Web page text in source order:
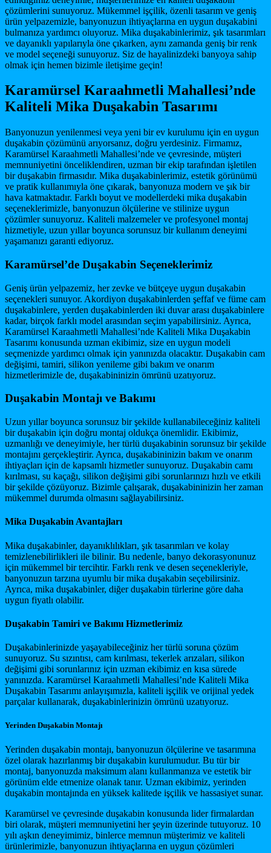
çözümlerini sunuyoruz. Mükemmel işçilik, özenli tasarım ve geniş
ürün yelpazemizle, banyonuzun ihtiyaçlarına en uygun duşakabini
bulmanıza yardımcı oluyoruz. Mika duşakabinlerimiz, şık tasarımları
ve dayanıklı yapılarıyla öne çıkarken, aynı zamanda geniş bir renk
ve model seçeneği sunuyoruz. Siz de hayalinizdeki banyoya sahip
olmak için hemen bizimle iletişime geçin!
Karamürsel Karaahmetli Mahallesi’nde
Kaliteli Mika Duşakabin Tasarımı
Banyonuzun yenilenmesi veya yeni bir ev kurulumu için en uygun
duşakabin çözümünü arıyorsanız, doğru yerdesiniz. Firmamız,
Karamürsel Karaahmetli Mahallesi’nde ve çevresinde, müşteri
memnuniyetini önceliklendiren, uzman bir ekip tarafından işletilen
bir duşakabin firmasıdır. Mika duşakabinlerimiz, estetik görünümü
ve pratik kullanımıyla öne çıkarak, banyonuza modern ve şık bir
hava katmaktadır. Farklı boyut ve modellerdeki mika duşakabin
seçeneklerimizle, banyonuzun ölçülerine ve stilinize uygun
çözümler sunuyoruz. Kaliteli malzemeler ve profesyonel montaj
hizmetiyle, uzun yıllar boyunca sorunsuz bir kullanım deneyimi
yaşamanızı garanti ediyoruz.
Karamürsel’de Duşakabin Seçeneklerimiz
Geniş ürün yelpazemiz, her zevke ve bütçeye uygun duşakabin
seçenekleri sunuyor. Akordiyon duşakabinlerden şeffaf ve füme cam
duşakabinlere, yerden duşakabinlerden iki duvar arası duşakabinlere
kadar, birçok farklı model arasından seçim yapabilirsiniz. Ayrıca,
Karamürsel Karaahmetli Mahallesi’nde Kaliteli Mika Duşakabin
Tasarımı konusunda uzman ekibimiz, size en uygun modeli
seçmenizde yardımcı olmak için yanınızda olacaktır. Duşakabin cam
değişimi, tamiri, silikon yenileme gibi bakım ve onarım
hizmetlerimizle de, duşakabininizin ömrünü uzatıyoruz.
Duşakabin Montajı ve Bakımı
Uzun yıllar boyunca sorunsuz bir şekilde kullanabileceğiniz kaliteli
bir duşakabin için doğru montaj oldukça önemlidir. Ekibimiz,
uzmanlığı ve deneyimiyle, her türlü duşakabinin sorunsuz bir şekilde
montajını gerçekleştirir. Ayrıca, duşakabininizin bakım ve onarım
ihtiyaçları için de kapsamlı hizmetler sunuyoruz. Duşakabin camı
kırılması, su kaçağı, silikon değişimi gibi sorunlarınızı hızlı ve etkili
bir şekilde çözüyoruz. Bizimle çalışarak, duşakabininizin her zaman
mükemmel durumda olmasını sağlayabilirsiniz.
Mika Duşakabin Avantajları
Mika duşakabinler, dayanıklılıkları, şık tasarımları ve kolay
temizlenebilirlikleri ile bilinir. Bu nedenle, banyo dekorasyonunuz
için mükemmel bir tercihtir. Farklı renk ve desen seçenekleriyle,
banyonuzun tarzına uyumlu bir mika duşakabin seçebilirsiniz.
Ayrıca, mika duşakabinler, diğer duşakabin türlerine göre daha
uygun fiyatlı olabilir.
Duşakabin Tamiri ve Bakımı Hizmetlerimiz
Duşakabinlerinizde yaşayabileceğiniz her türlü soruna çözüm
sunuyoruz. Su sızıntısı, cam kırılması, tekerlek arızaları, silikon
değişimi gibi sorunlarınız için uzman ekibimiz en kısa sürede
yanınızda. Karamürsel Karaahmetli Mahallesi’nde Kaliteli Mika
Duşakabin Tasarımı anlayışımızla, kaliteli işçilik ve orijinal yedek
parçalar kullanarak, duşakabinlerinizin ömrünü uzatıyoruz.
Yerinden Duşakabin Montajı
Yerinden duşakabin montajı, banyonuzun ölçülerine ve tasarımına
özel olarak hazırlanmış bir duşakabin kurulumudur. Bu tür bir
montaj, banyonuzda maksimum alanı kullanmanıza ve estetik bir
görünüm elde etmenize olanak tanır. Uzman ekibimiz, yerinden
duşakabin montajında en yüksek kalitede işçilik ve hassasiyet sunar.
Karamürsel ve çevresinde duşakabin konusunda lider firmalardan
biri olarak, müşteri memnuniyetini her şeyin üzerinde tutuyoruz. 10
yılı aşkın deneyimimiz, binlerce memnun müşterimiz ve kaliteli
ürünlerimizle, banyonuzun ihtiyaçlarına en uygun çözümleri